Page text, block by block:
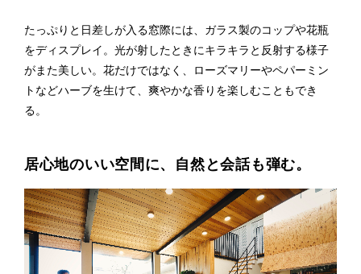
たっぷりと日差しが入る窓際には、ガラス製のコップや花瓶
をディスプレイ。光が射したときにキラキラと反射する様子
がまた美しい。花だけではなく、ローズマリーやペパーミン
トなどハーブを生けて、爽やかな香りを楽しむこともでき
る。
居心地のいい空間に、自然と会話も弾む。